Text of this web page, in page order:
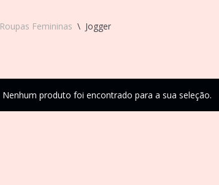
Roupas Femininas \ Jogger
Nenhum produto foi encontrado para a sua seleção.